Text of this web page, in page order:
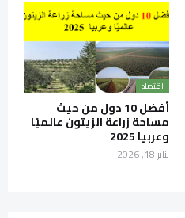
اقتصاد
أفضل 10 دول من حيث
مساحة زراعة الزيتون عالميًا
وعربيا 2025
يناير 18, 2026